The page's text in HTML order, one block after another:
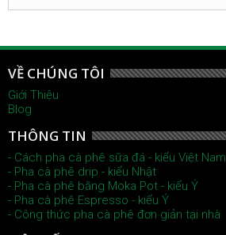
VỀ CHÚNG TÔI
Giới Thiệu
Blog
THÔNG TIN
- Cách pha cà phê sữa đá - kiểu Việt Nam
- Pha cà phê drip - kiểu Nhật
- Pha cà phê bằng Moka Pot - kiểu Ý
- Pha cà phê Espresso - kiểu Ý
- Công thức pha cà phê đơn giản tại nhà